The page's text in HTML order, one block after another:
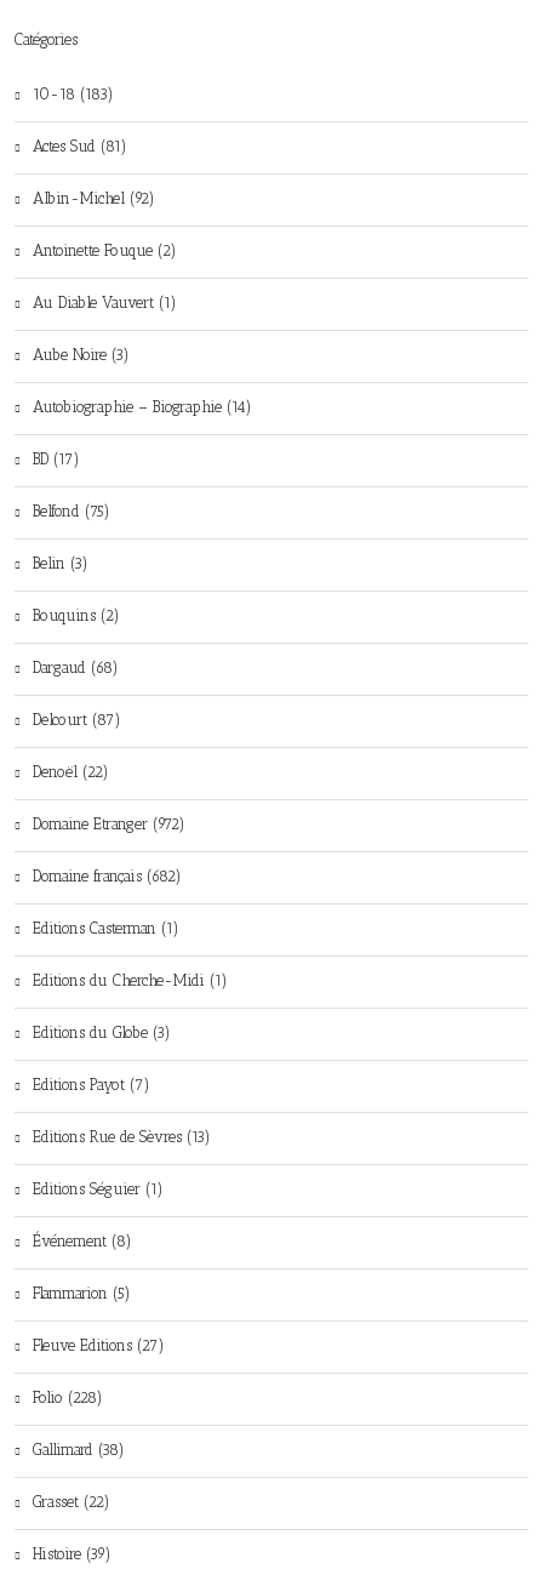
Catégories
10-18 (183)
Actes Sud (81)
Albin-Michel (92)
Antoinette Fouque (2)
Au Diable Vauvert (1)
Aube Noire (3)
Autobiographie – Biographie (14)
BD (17)
Belfond (75)
Belin (3)
Bouquins (2)
Dargaud (68)
Delcourt (87)
Denoël (22)
Domaine Etranger (972)
Domaine français (682)
Editions Casterman (1)
Editions du Cherche-Midi (1)
Editions du Globe (3)
Editions Payot (7)
Editions Rue de Sèvres (13)
Editions Séguier (1)
Événement (8)
Flammarion (5)
Fleuve Editions (27)
Folio (228)
Gallimard (38)
Grasset (22)
Histoire (39)